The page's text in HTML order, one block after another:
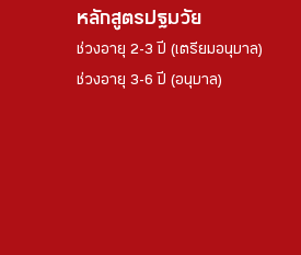
หลักสูตรปฐมวัย
ช่วงอายุ 2-3 ปี (เตรียมอนุบาล)
ช่วงอายุ 3-6 ปี (อนุบาล)